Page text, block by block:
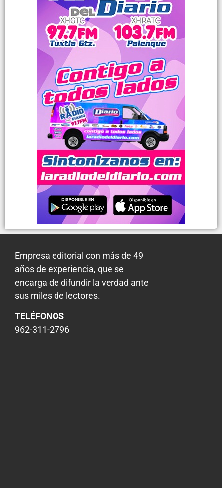
Empresa editorial con más de 49
años de experiencia, que se
encarga de difundir la verdad ante
sus miles de lectores.
TELÉFONOS
962-311-2796